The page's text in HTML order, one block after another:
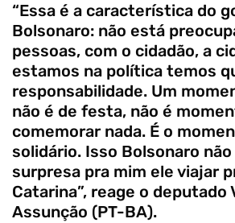
“Essa é a característica do
Bolsonaro: não está
pessoas, com o cidadão, a
estamos na política temos
responsabilidade. Um
não é de festa, não é
comemorar nada. É o
solidário. Isso Bolsonaro
surpresa pra mim ele viajar
Catarina”, reage o deputado
Assunção (PT-BA).